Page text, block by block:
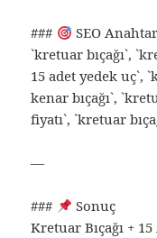
###
SEO
`kretuar bıçağı`,
15 adet yedek uç`,
kenar bıçağı`,
fiyatı`, `kretuar
—
###
Sonuç
Kretuar Bıçağı +